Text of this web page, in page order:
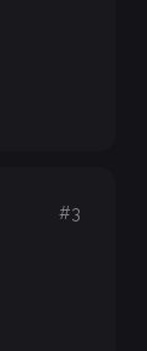
#3